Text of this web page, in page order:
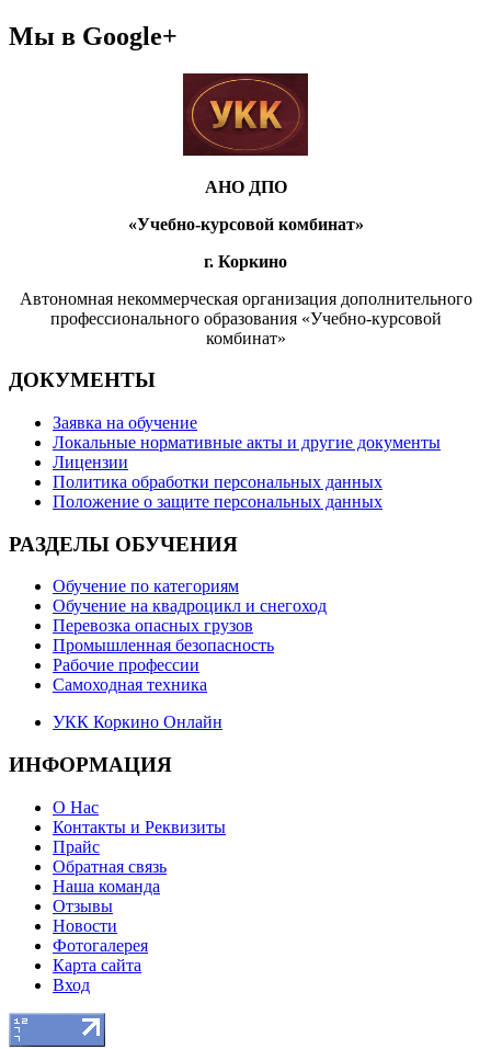
Мы в Google+
АНО ДПО
«Учебно-курсовой комбинат»
г. Коркино
Автономная некоммерческая организация дополнительного
профессионального образования «Учебно-курсовой
комбинат»
ДОКУМЕНТЫ
Заявка на обучение
Локальные нормативные акты и другие документы
Лицензии
Политика обработки персональных данных
Положение о защите персональных данных
РАЗДЕЛЫ ОБУЧЕНИЯ
Обучение по категориям
Обучение на квадроцикл и снегоход
Перевозка опасных грузов
Промышленная безопасность
Рабочие профессии
Самоходная техника
УКК Коркино Онлайн
ИНФОРМАЦИЯ
О Нас
Контакты и Реквизиты
Прайс
Обратная связь
Наша команда
Отзывы
Новости
Фотогалерея
Карта сайта
Вход